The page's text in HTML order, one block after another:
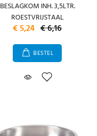
BESLAGKOM INH. 3,5LTR.
ROESTVRIJSTAAL
€ 5,24 € 6,16
BESTEL